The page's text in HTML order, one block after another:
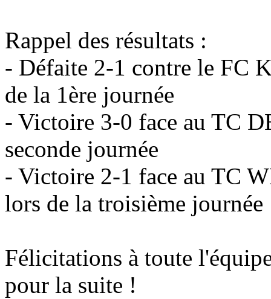
Rappel des résultats :
- Défaite 2-1 contre le FC
de la 1ère journée
- Victoire 3-0 face au TC
seconde journée
- Victoire 2-1 face au TC
lors de la troisième journée
Félicitations à toute
pour la suite !